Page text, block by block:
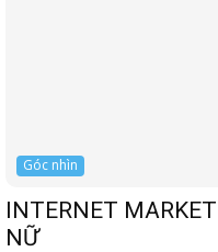
Góc nhìn
INTERNET
NỮ